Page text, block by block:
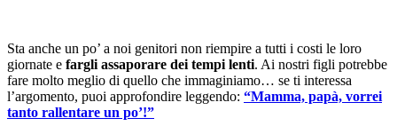
Sta anche un po’ a noi genitori non riempire a tutti i costi le loro
giornate e fargli assaporare dei tempi lenti. Ai nostri figli potrebbe
fare molto meglio di quello che immaginiamo… se ti interessa
l’argomento, puoi approfondire leggendo: “Mamma, papà, vorrei
tanto rallentare un po’!”